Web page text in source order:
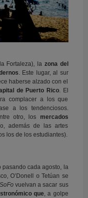
Fortaleza), la zona del
. Este lugar, al sur
haberse alzado con el
de Puerto Rico. El
complacer a los que
a los tendenciosos.
otro, los
mercados
además de las artes
los de los estudiantes).
pasando cada agosto, la
O’Donell o Tetúan se
SoFo vuelvan a sacar sus
que, a golpe